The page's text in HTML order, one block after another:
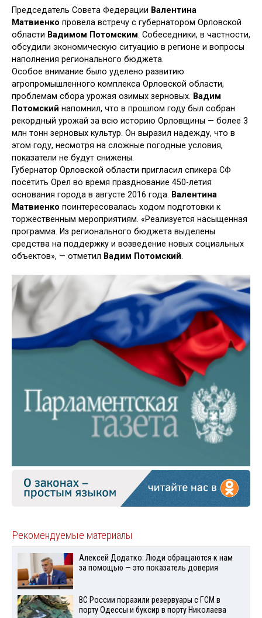
Председатель Совета Федерации Валентина
Матвиенко провела встречу с губернатором Орловской
области Вадимом Потомским. Собеседники, в частности,
обсудили экономическую ситуацию в регионе и вопросы
наполнения регионального бюджета.
Особое внимание было уделено развитию
агропромышленного комплекса Орловской области,
проблемам сбора урожая озимых зерновых. Вадим
Потомский напомнил, что в прошлом году был собран
рекордный урожай за всю историю Орловщины — более 3
млн тонн зерновых культур. Он выразил надежду, что в
этом году, несмотря на сложные погодные условия,
показатели не будут снижены.
Губернатор Орловской области пригласил спикера СФ
посетить Орел во время празднование 450-летия
основания города в августе 2016 года. Валентина
Матвиенко поинтересовалась ходом подготовки к
торжественным мероприятиям. «Реализуется насыщенная
программа. Из регионального бюджета выделены
средства на поддержку и возведение новых социальных
объектов», — отметил Вадим Потомский.
Рекомендуемые материалы
Алексей Додатко: Люди обращаются к нам
за помощью — это показатель доверия
ВС России поразили резервуары с ГСМ в
порту Одессы и буксир в порту Николаева